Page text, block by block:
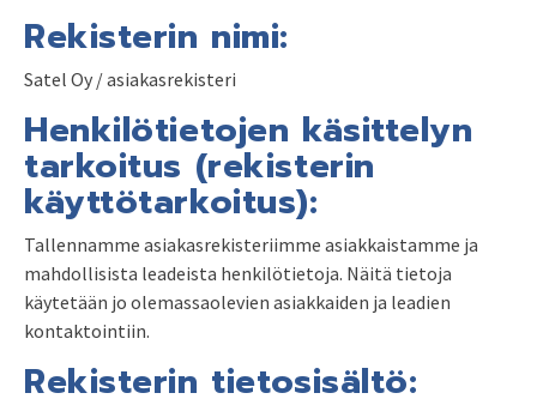
Rekisterin nimi:
Satel Oy / asiakasrekisteri
Henkilötietojen käsittelyn
tarkoitus (rekisterin
käyttötarkoitus):
Tallennamme asiakasrekisteriimme asiakkaistamme ja
mahdollisista leadeista henkilötietoja. Näitä tietoja
käytetään jo olemassaolevien asiakkaiden ja leadien
kontaktointiin.
Rekisterin tietosisältö: